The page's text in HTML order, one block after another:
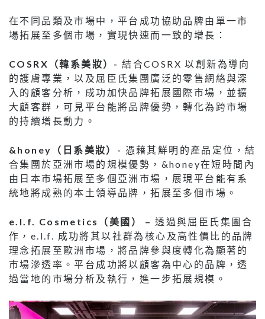
在不同品類及市場中，平台成功協助品牌由單一市
場拓展至多個市場，實現快速而一致的增長：
COSRX（韓系美妝）-結合COSRX 以創新為導向
的護膚專業，以及屈臣氏集團廣泛的零售網絡與深
入的顧客分析，成功加快品牌拓展國際市場，並擴
大顧客群，可見平台能將品牌優勢，轉化為跨市場
的持續增長動力。
&honey（日系美妝）- 憑藉其鮮明的產品定位，結
合集團於亞洲市場的規模優勢，&honey在短時間內
由日本市場拓展至多個亞洲市場，展現平台能有系
統地將成熟的本土領導品牌，拓展至多個市場。
e.l.f. Cosmetics（美國） – 透過與屈臣氏集團合
作，e.l.f. 成功將其以社群為核心及高性價比的品牌
理念拓展至歐洲市場，將品牌參與度轉化為顯著的
市場滲透率。平台成功將以顧客為中心的品牌，透
過當地的市場分析及執行，進一步拓展規模。